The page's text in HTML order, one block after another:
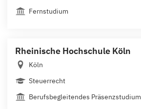
Fernstudium
Rheinische Hochschule Köln
Köln
Steuerrecht
Berufsbegleitendes Präsenzstudium